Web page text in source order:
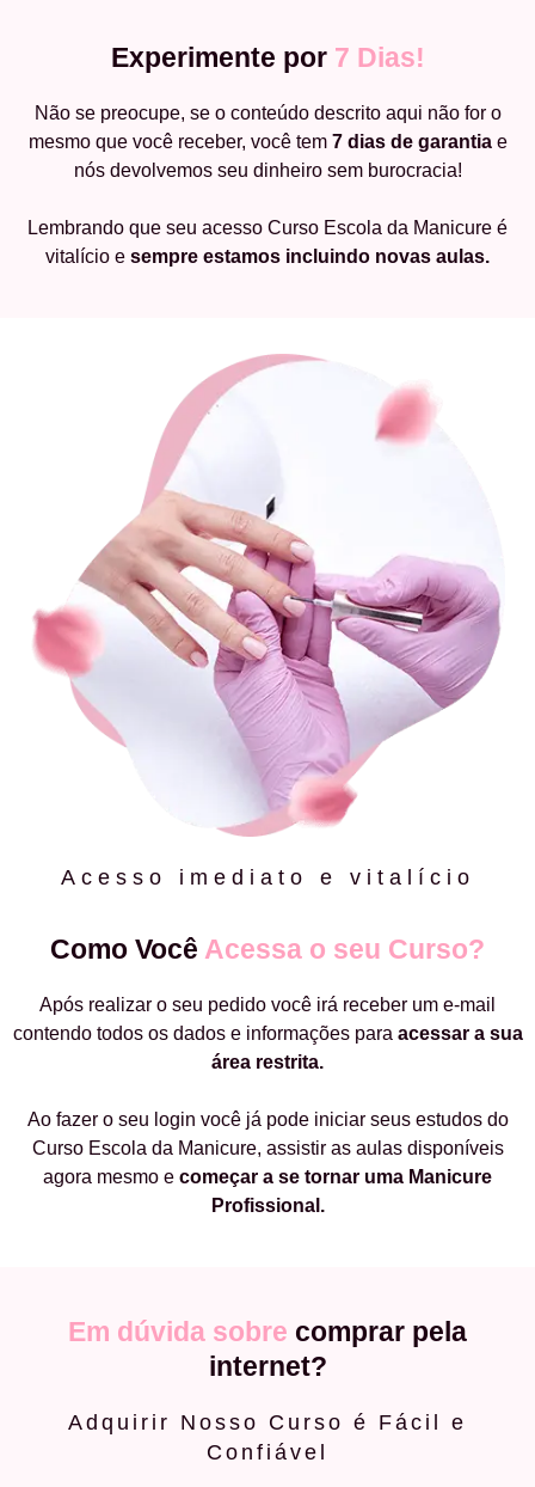
Experimente por 7 Dias!
Não se preocupe, se o conteúdo descrito aqui não for o
mesmo que você receber, você tem 7 dias de garantiae
nós devolvemos seu dinheiro sem burocracia!
Lembrando que seu acesso Curso Escola da Manicure é
vitalício e sempre estamos incluindo novas aulas.
Acesso imediato e vitalício
Como Você Acessa o seu Curso?
Após realizar o seu pedido você irá receber um e-mail
contendo todos os dados e informações para acessar a sua
área restrita.
Ao fazer o seu login você já pode iniciar seus estudos do
Curso Escola da Manicure, assistir as aulas disponíveis
agora mesmo e começar a se tornar uma Manicure
Profissional.
Em dúvida sobre comprar pela
internet?
Adquirir Nosso Curso é Fácil e
Confiável